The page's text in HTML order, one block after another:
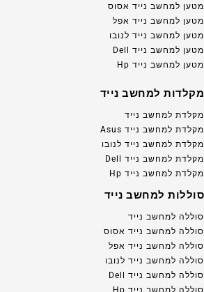
מטען למחשב נייד אסוס
מטען למחשב נייד אפל
מטען למחשב נייד לנובו
מטען למחשב נייד Dell
מטען למחשב נייד Hp
מקלדות למחשב נייד
מקלדת למחשב נייד
מקלדת למחשב נייד Asus
מקלדת למחשב נייד לנובו
מקלדת למחשב נייד Dell
מקלדת למחשב נייד Hp
סוללות למחשב נייד
סוללה למחשב נייד
סוללה למחשב נייד אסוס
סוללה למחשב נייד אפל
סוללה למחשב נייד לנובו
סוללה למחשב נייד Dell
סוללה למחשב נייד Hp